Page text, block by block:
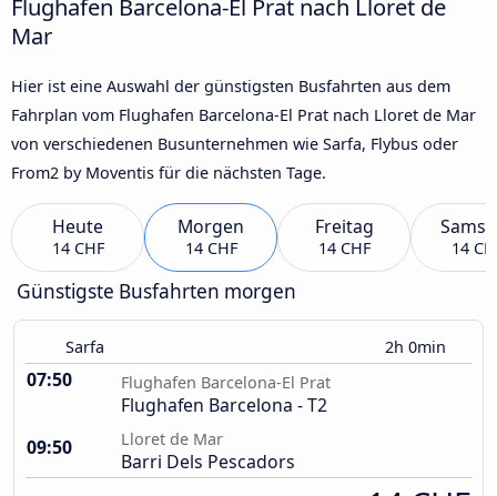
Flughafen Barcelona-El Prat nach Lloret de
Mar
Hier ist eine Auswahl der günstigsten Busfahrten aus dem
Fahrplan vom Flughafen Barcelona-El Prat nach Lloret de Mar
von verschiedenen Busunternehmen wie Sarfa, Flybus oder
From2 by Moventis für die nächsten Tage.
Heute
14 CHF
Morgen
14 CHF
Freitag
14 CHF 14
Günstigste Busfahrten morgen
Sarfa 2h 0min
07:50 Flughafen Barcelona-El Prat
Flughafen Barcelona - T2
09:50
Lloret de Mar
Barri Dels Pescadors